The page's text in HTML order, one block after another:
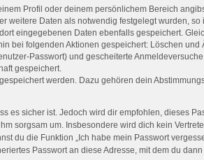
Profil oder deinem persönlichem Bereich
weitere Daten als notwendig festgelegt wurden,
eingegebenen Daten ebenfalls gespeichert.
bei folgenden Aktionen gespeichert: Löschen
Passwort) und gescheiterte
gespeichert.
werden. Dazu gehören dein
es sicher ist. Jedoch wird dir empfohlen, dieses
sorgsam um. Insbesondere wird dich kein
du die Funktion „Ich habe mein Passwort
Passwort an diese Adresse, mit dem du